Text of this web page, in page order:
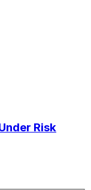
Risk